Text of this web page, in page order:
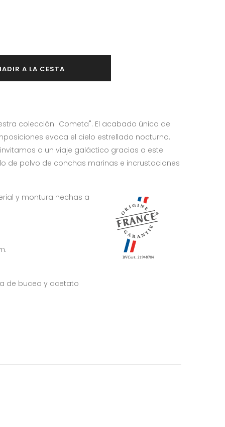
A LA CESTA
colección "Cometa". El acabado único de
evoca el cielo estrellado nocturno.
a un viaje galáctico gracias a este
de polvo de conchas marinas e incrustaciones
y montura hechas a
de buceo y acetato